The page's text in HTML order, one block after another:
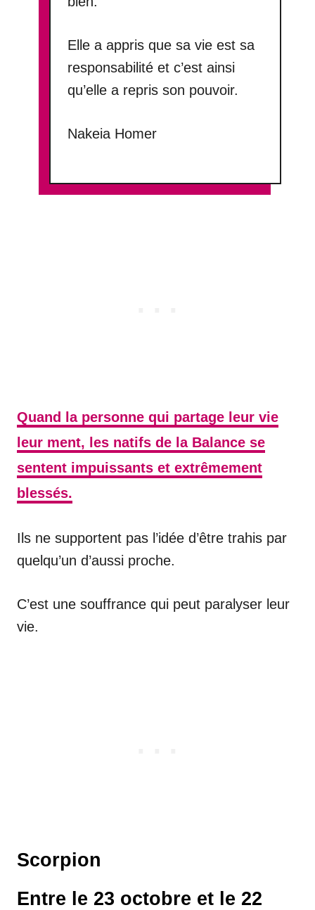
Elle a appris que sa vie est sa
responsabilité et c’est ainsi
qu’elle a repris son pouvoir.
Nakeia Homer
Quand la personne qui partage leur vie
leur ment, les natifs de la Balance se
sentent impuissants et extrêmement
blessés.
Ils ne supportent pas l’idée d’être trahis par
quelqu’un d’aussi proche.
C’est une souffrance qui peut paralyser leur
vie.
Scorpion
Entre le 23 octobre et le 22